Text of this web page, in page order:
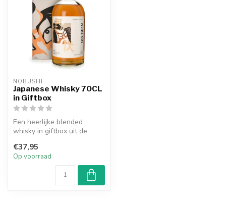
NOBUSHI
Japanese Whisky 70CL
in Giftbox
Een heerlijke blended
whisky in giftbox uit de
prefectu...
€37,95
Op voorraad